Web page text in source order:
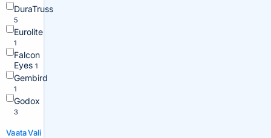
DuraTruss
5
Eurolite
1
Falcon
Eyes 1
Gembird
1
Godox
3
VaataVali